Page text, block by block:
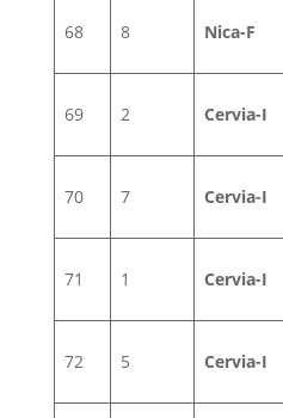
68 8 Nica-F
69 2 Cervia-I
70 7 Cervia-I
71 1 Cervia-I
72 5 Cervia-I